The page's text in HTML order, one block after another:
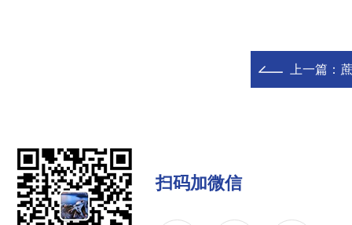
上一篇：
扫码加微信